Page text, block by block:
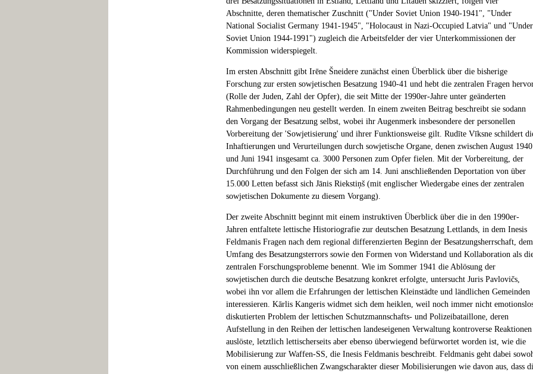
Abschnitte, deren thematischer Zuschnitt ("Under Soviet Union 1940-1941", "Under
National Socialist Germany 1941-1945", "Holocaust in Nazi-Occupied Latvia" und "Under
Soviet Union 1944-1991") zugleich die Arbeitsfelder der vier Unterkommissionen der
Kommission widerspiegelt.
Im ersten Abschnitt gibt Irēne Šneidere zunächst einen Überblick über die bisherige
Forschung zur ersten sowjetischen Besatzung 1940-41 und hebt die zentralen Fragen
(Rolle der Juden, Zahl der Opfer), die seit Mitte der 1990er-Jahre unter geänderten
Rahmenbedingungen neu gestellt werden. In einem zweiten Beitrag beschreibt sie sodann
den Vorgang der Besatzung selbst, wobei ihr Augenmerk insbesondere der personellen
Vorbereitung der 'Sowjetisierung' und ihrer Funktionsweise gilt. Rudīte Vīksne schildert
Inhaftierungen und Verurteilungen durch sowjetische Organe, denen zwischen August 1940
und Juni 1941 insgesamt ca. 3000 Personen zum Opfer fielen. Mit der Vorbereitung, der
Durchführung und den Folgen der sich am 14. Juni anschließenden Deportation von über
15.000 Letten befasst sich Jānis Riekstiņš (mit englischer Wiedergabe eines der zentralen
sowjetischen Dokumente zu diesem Vorgang).
Der zweite Abschnitt beginnt mit einem instruktiven Überblick über die in den 1990er-
Jahren entfaltete lettische Historiografie zur deutschen Besatzung Lettlands, in dem Inesis
Feldmanis Fragen nach dem regional differenzierten Beginn der Besatzungsherrschaft, dem
Umfang des Besatzungsterrors sowie den Formen von Widerstand und Kollaboration als
zentralen Forschungsprobleme benennt. Wie im Sommer 1941 die Ablösung der
sowjetischen durch die deutsche Besatzung konkret erfolgte, untersucht Juris Pavlovičs,
wobei ihn vor allem die Erfahrungen der lettischen Kleinstädte und ländlichen Gemeinden
interessieren. Kārlis Kangeris widmet sich dem heiklen, weil noch immer nicht
diskutierten Problem der lettischen Schutzmannschafts- und Polizeibataillone, deren
Aufstellung in den Reihen der lettischen landeseigenen Verwaltung kontroverse Reaktionen
auslöste, letztlich lettischerseits aber ebenso überwiegend befürwortet worden ist, wie die
Mobilisierung zur Waffen-SS, die Inesis Feldmanis beschreibt. Feldmanis geht dabei
von einem ausschließlichen Zwangscharakter dieser Mobilisierungen wie davon aus, dass